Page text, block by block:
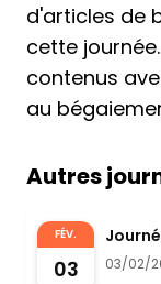
d'articles de
cette
contenus
au
Autres
FÉV.
03 03/02/